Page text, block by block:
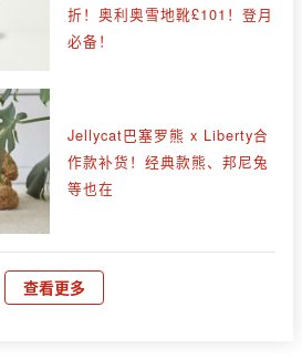
折！奥利奥雪地靴£101！登月
必备！
Jellycat巴塞罗熊 x Liberty合
作款补货！经典款熊、邦尼兔
等也在
查看更多